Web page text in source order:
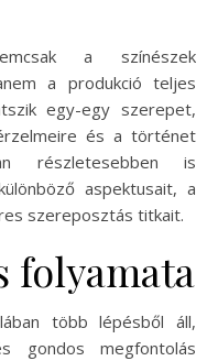
a színészek
a produkció teljes
egy-egy szerepet,
és a történet
részletesebben is
aspektusait, a
szereposztás titkait.
folyamata
több lépésből áll,
gondos megfontolás